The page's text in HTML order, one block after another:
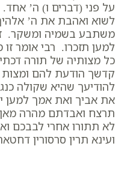
על פני (דברים ו) ה’
לשוא ואהבת את ה’
משתבע בשמיה ומשקר.
למען תזכרו. רבי אומר
כל מצותיה של תורה
קדשך הודעת להם ומצות
להודיעך שהיא שקולה
את אביך ואת אמך למען
תרצח ואבדתם מהרה
לא תתורו אחרי לבבכם
ועינא תרין סרסורין